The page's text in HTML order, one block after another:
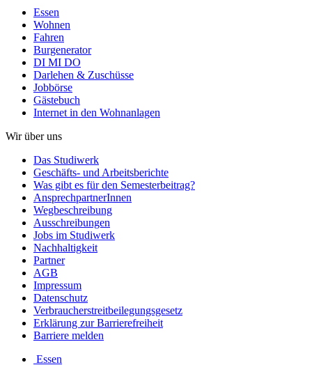
Essen
Wohnen
Fahren
Burgenerator
DI MI DO
Darlehen & Zuschüsse
Jobbörse
Gästebuch
Internet in den Wohnanlagen
Wir über uns
Das Studiwerk
Geschäfts- und Arbeitsberichte
Was gibt es für den Semesterbeitrag?
AnsprechpartnerInnen
Wegbeschreibung
Ausschreibungen
Jobs im Studiwerk
Nachhaltigkeit
Partner
AGB
Impressum
Datenschutz
Verbraucherstreitbeilegungsgesetz
Erklärung zur Barrierefreiheit
Barriere melden
Essen